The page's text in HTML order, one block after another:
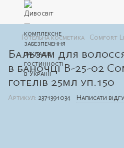
Готельна косметика Comfort
Бальзам для
в баночці В-25-02
готелів 25мл уп.150
Артикул: 2371391034 Написати